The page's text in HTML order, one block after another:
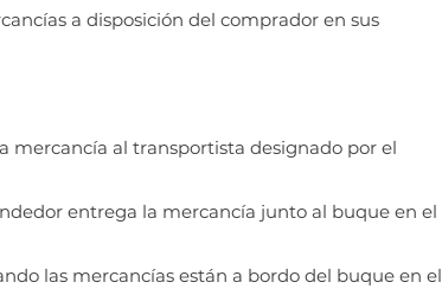
a disposición del comprador en sus
mercancía al transportista designado por el
entrega la mercancía junto al buque en el
las mercancías están a bordo del buque en el